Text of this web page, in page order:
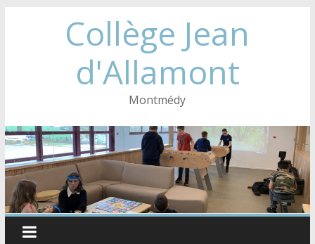
Collège Jean
d'Allamont
Montmédy